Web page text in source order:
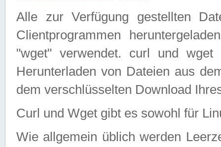
Alle zur Verfügung gestellten
Clientprogrammen
"wget" verwendet. curl und wget
Herunterladen von Dateien aus
dem verschlüsselten Download
Curl und Wget gibt es sowohl für
Wie allgemein üblich werden